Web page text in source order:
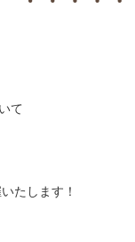
て
たします！